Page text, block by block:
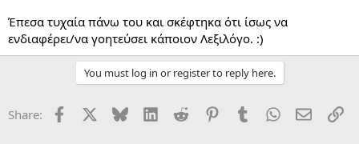
Έπεσα τυχαία πάνω του και σκέφτηκα ότι ίσως να
ενδιαφέρει/να γοητεύσει κάποιον Λεξιλόγο. :)
You must log in or register to reply here.
Share: Facebook Bluesky LinkedInReddit PinterestTumblrWhatsApp
Email